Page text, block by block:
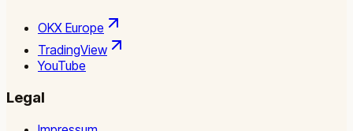
OKX Europe
TradingView
YouTube
Legal